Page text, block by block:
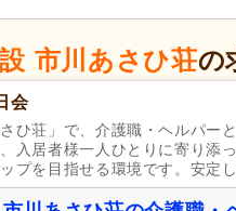
市川あさひ荘の
会
ひ荘」で、介護職・ヘルパー
入居者様一人ひとりに寄り添
プを目指せる環境です。安定